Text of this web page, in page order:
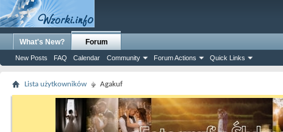
What's New? Forum
New Posts FAQ Calendar Community Forum Actions Quick Links
Lista użytkowników Agakuf